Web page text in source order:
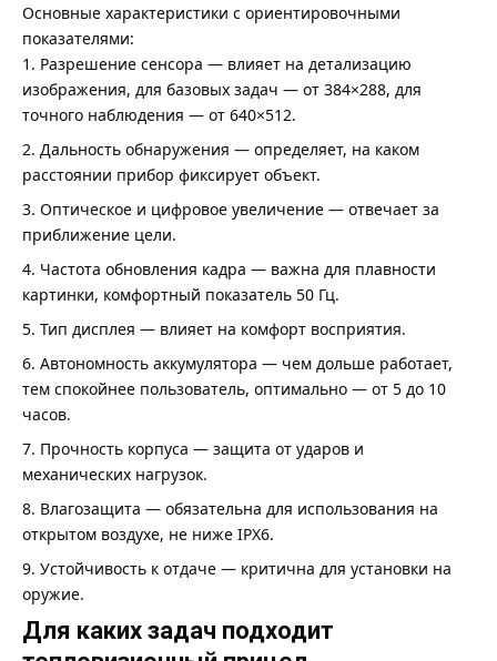
Основные характеристики с ориентировочными
показателями:
Разрешение сенсора — влияет на детализацию
изображения, для базовых задач — от 384×288, для
точного наблюдения — от 640×512.
Дальность обнаружения — определяет, на каком
расстоянии прибор фиксирует объект.
Оптическое и цифровое увеличение — отвечает за
приближение цели.
Частота обновления кадра — важна для плавности
картинки, комфортный показатель 50 Гц.
Тип дисплея — влияет на комфорт восприятия.
Автономность аккумулятора — чем дольше работает,
тем спокойнее пользователь, оптимально — от 5 до 10
часов.
Прочность корпуса — защита от ударов и
механических нагрузок.
Влагозащита — обязательна для использования на
открытом воздухе, не ниже IPX6.
Устойчивость к отдаче — критична для установки на
оружие.
Для каких задач подходит